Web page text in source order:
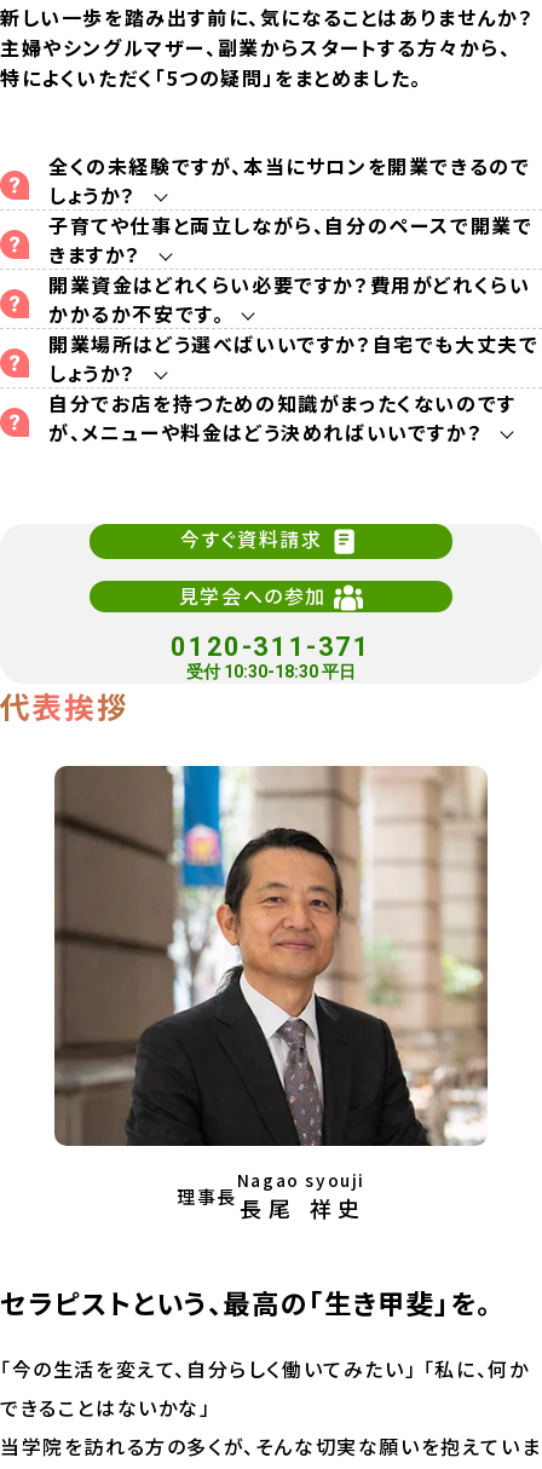
新しい一歩を踏み出す前に、気になることはありませんか？
主婦やシングルマザー、副業からスタートする方々から、
特によくいただく「5つの疑問」をまとめました。
全くの未経験ですが、本当にサロンを開業できるので
しょうか？
子育てや仕事と両立しながら、自分のペースで開業で
きますか？
開業資金はどれくらい必要ですか？費用がどれくらい
かかるか不安です。
開業場所はどう選べばいいですか？自宅でも大丈夫で
しょうか？
自分でお店を持つための知識がまったくないのです
が、メニューや料金はどう決めればいいですか？
今すぐ資料請求
見学会への参加
0120-311-371
受付 10:30-18:30 平日
代表挨拶
理事長長尾 祥史
Nagao syouji
セラピストという、最高の「生き甲斐」を。
「今の生活を変えて、自分らしく働いてみたい」 「私に、何か
できることはないかな」
当学院を訪れる方の多くが、そんな切実な願いを抱えていま